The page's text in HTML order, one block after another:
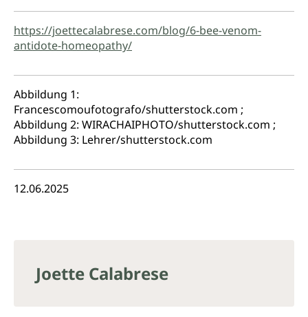
https://joettecalabrese.com/blog/6-bee-venom-
antidote-homeopathy/
Abbildung 1:
Francescomoufotografo/shutterstock.com ;
Abbildung 2: WIRACHAIPHOTO/shutterstock.com ;
Abbildung 3: Lehrer/shutterstock.com
12.06.2025
Joette Calabrese